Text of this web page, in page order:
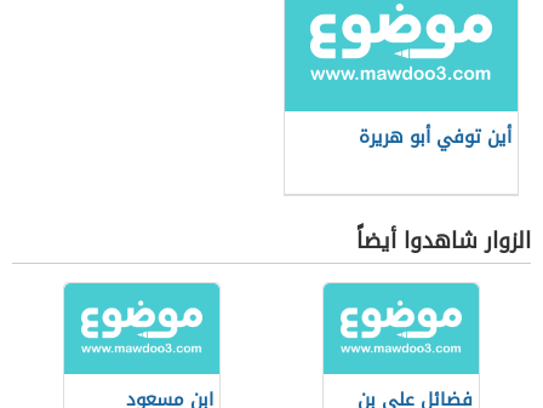
أين توفي أبو هريرة
الزوار شاهدوا أيضاً
فضائل علي بن
ابن مسعود